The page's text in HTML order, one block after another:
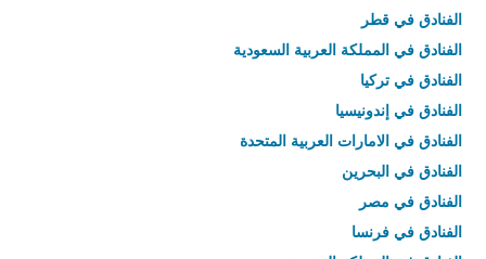
الفنادق في قطر
الفنادق في المملكة العربية السعودية
الفنادق في تركيا
الفنادق في إندونيسيا
الفنادق في الامارات العربية المتحدة
الفنادق في البحرين
الفنادق في مصر
الفنادق في فرنسا